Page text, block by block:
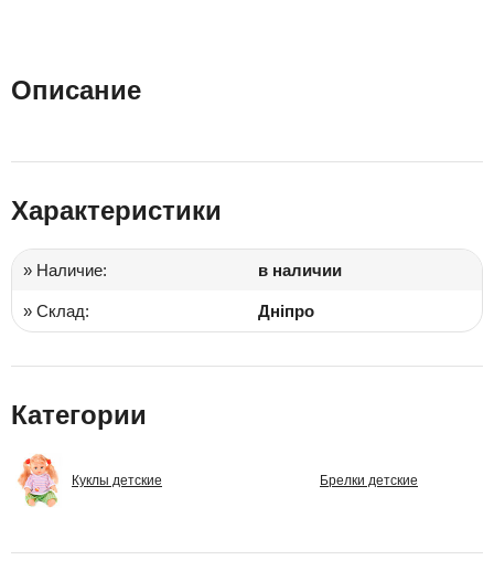
Описание
Характеристики
» Наличие: в наличии
» Склад: Дніпро
Категории
Куклы детские Брелки детские